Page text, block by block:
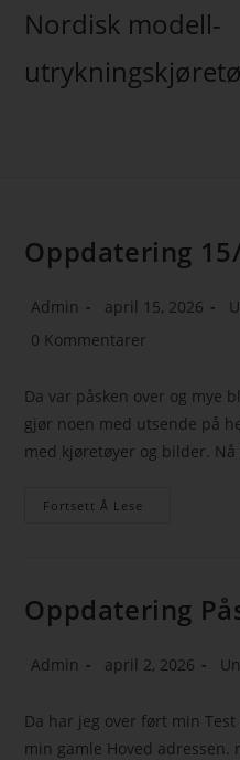
Nordisk modell-
Oppdatering
Admin april 15, 2026
0 Kommentarer
Da var påsken over og mye
gjør noen med utsende på
med kjøretøyer og bilder.
Fortsett Å Lese
Oppdatering
Admin april 2, 2026
Da har jeg over ført min
min gamle Hoved